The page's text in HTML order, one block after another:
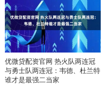
优微贷配资官网 热火队两连冠
与勇士队两连冠：韦德、杜兰特
谁才是最强二当家